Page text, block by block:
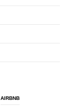
AIRBNB